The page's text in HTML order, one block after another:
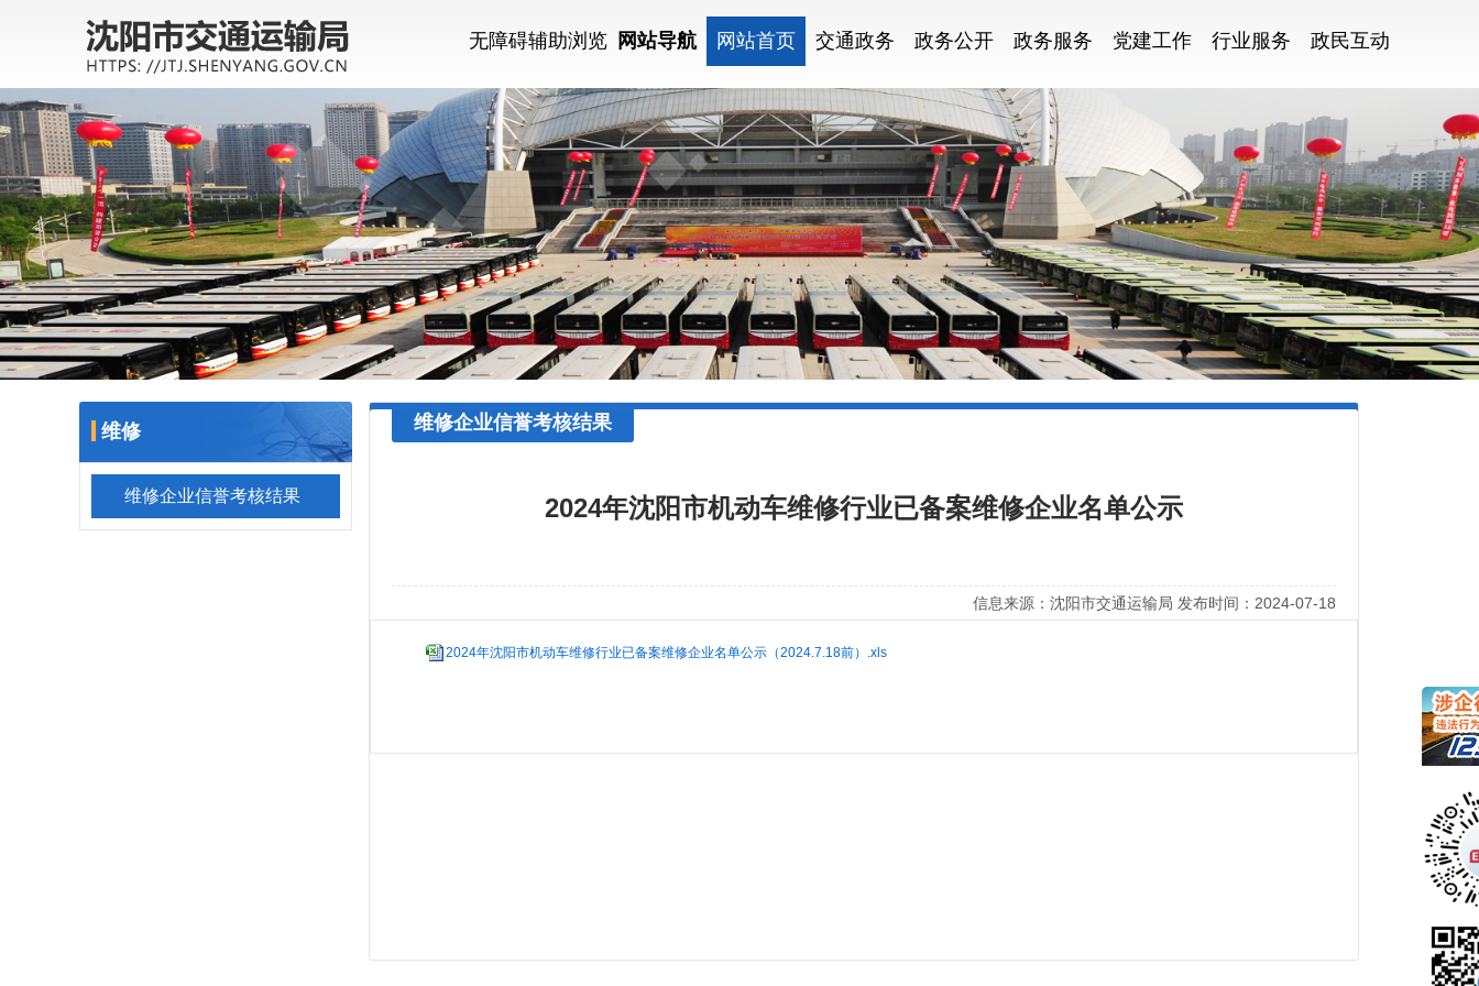
无障碍辅助浏览 网站导航 网站首页 交通政务 政务公开 政务服务 党建工作 行业服务 政民互动
维修
维修企业信誉考核结果
维修企业信誉考核结果
2024年沈阳市机动车维修行业已备案维修企业名单公示
信息来源：沈阳市交通运输局 发布时间：2024-07-18
2024年沈阳市机动车维修行业已备案维修企业名单公示（2024.7.18前）.xls